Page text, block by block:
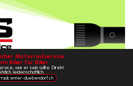
Sicherheitsdienst für Firmen